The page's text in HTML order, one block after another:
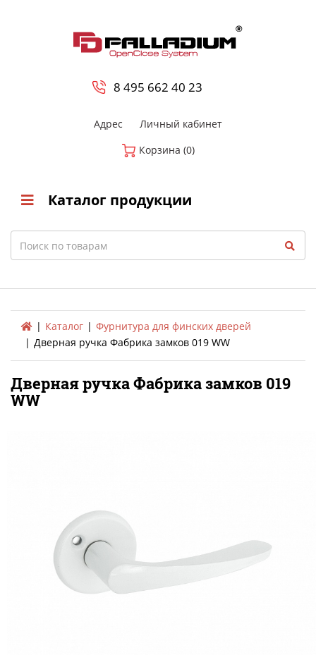
8 495 662 40 23
Адрес
Личный кабинет
Корзина (0)
Каталог продукции
Search
Каталог
Фурнитура для финских дверей
Дверная ручка Фабрика замков 019 WW
Дверная ручка Фабрика замков 019
WW